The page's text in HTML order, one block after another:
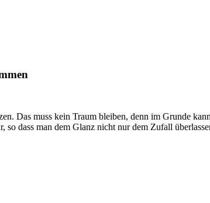
Das muss kein Traum bleiben, denn im Grunde
dass man dem Glanz nicht nur dem Zufall